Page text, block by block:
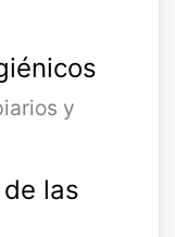
y
las